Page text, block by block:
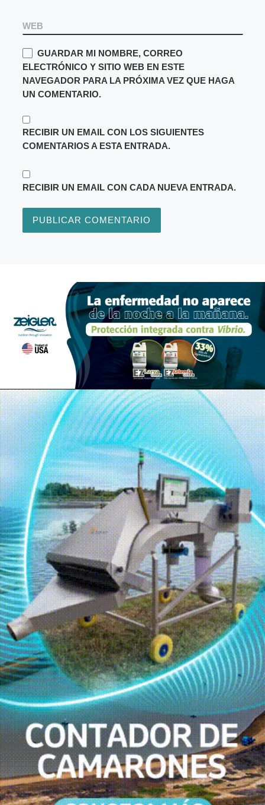
WEB
GUARDAR MI NOMBRE, CORREO
ELECTRÓNICO Y SITIO WEB EN ESTE
NAVEGADOR PARA LA PRÓXIMA VEZ QUE HAGA
UN COMENTARIO.
RECIBIR UN EMAIL CON LOS SIGUIENTES
COMENTARIOS A ESTA ENTRADA.
RECIBIR UN EMAIL CON CADA NUEVA ENTRADA.